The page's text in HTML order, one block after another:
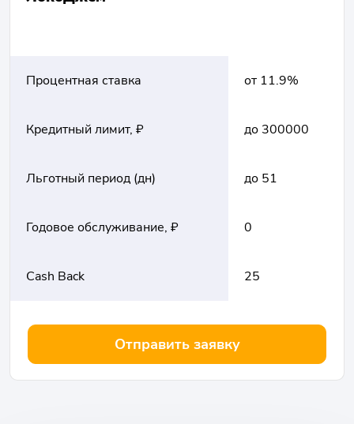
Процентная ставка от 11.9%
Кредитный лимит, ₽ до 300000
Льготный период (дн) до 51
Годовое обслуживание, ₽ 0
Cash Back 25
Отправить заявку